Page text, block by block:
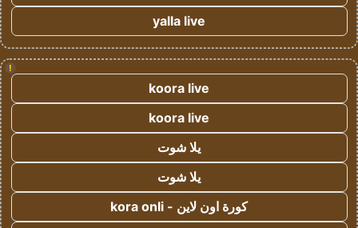
yalla live
!
koora live
koora live
يلا شوت
يلا شوت
كورة اون لاين - kora onli